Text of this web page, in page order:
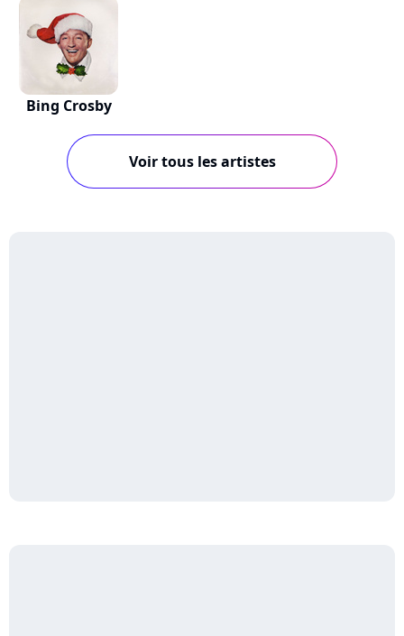
Bing Crosby
Voir tous les artistes